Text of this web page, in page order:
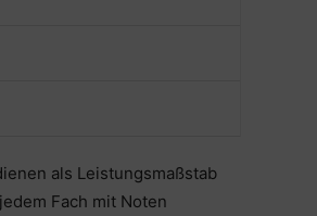
als Leistungsmaßstab
Fach mit Noten